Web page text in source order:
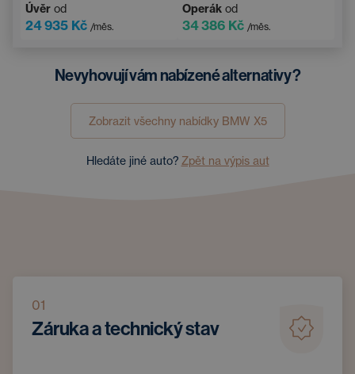
El. sklopná vnější zrcátka Látkové koberečky
Úvěr od
24 935 Kč /měs.
Operák od
34 386 Kč /měs.
Nevyhovují vám nabízené alternativy?
Zobrazit všechny nabídkyBMW X5
Hledáte jiné auto? Zpět na výpis aut
01
Záruka a technický stav